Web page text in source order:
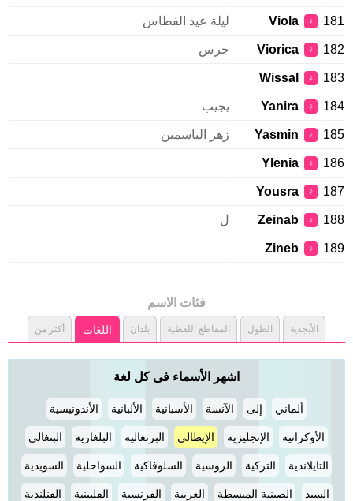
181
♀
Viola ليلة عيد الفطاس
182
♀
Viorica جرس
183
♀
Wissal
184
♀
Yanira يجيب
185
♀
Yasmin زهر الياسمين
186
♀
Ylenia
187
♀
Yousra
188
♀
Zeinab ل
189
♀
Zineb
فئات الاسم
الأبجدية الطول المقاطع اللفظية بلدان اللغات أكثر من
اشهر الأسماء فى كل لغة
ألماني إلى الآنسة الأسبانية الألبانية الأندونيسية
الأوكرانية الإنجليزية الإيطالي البرتغالية البلغارية البنغالي
التايلاندية التركية الروسية السلوفاكية السواحلية السويدية
السيد الصينية المبسطة العربية الفرنسية الفلبينية الفنلندية